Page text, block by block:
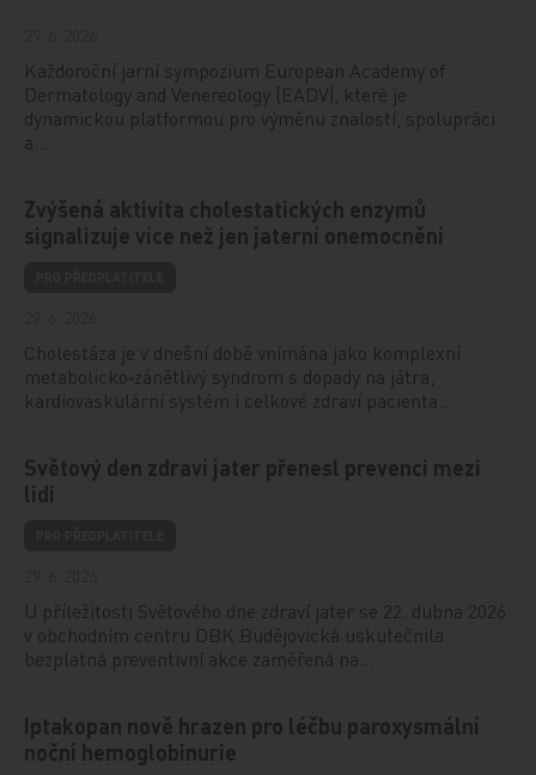
Každoroční jarní sympozium European Academy of
Dermatology and Venereology (EADV), které je
dynamickou platformou pro výměnu znalostí, spolupráci
a…
Zvýšená aktivita cholestatických enzymů
signalizuje více než jen jaterní onemocnění
Cholestáza je v dnešní době vnímána jako komplexní
metabolicko‑zánětlivý syndrom s dopady na játra,
kardiovaskulární systém i celkové zdraví pacienta…
Světový den zdraví jater přenesl prevenci mezi
lidi
U příležitosti Světového dne zdraví jater se 22. dubna 2026
v obchodním centru DBK Budějovická uskutečnila
bezplatná preventivní akce zaměřená na…
Iptakopan nově hrazen pro léčbu paroxysmální
noční hemoglobinurie